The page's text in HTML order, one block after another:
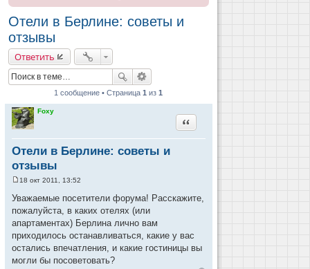
Отели в Берлине: советы и
отзывы
Ответить
1 сообщение • Страница1 из1
Foxy
Отели в Берлине: советы и
отзывы
Цитата
о
б
е
н
е
18 окт 2011, 13:52
Уважаемые посетители форума! Расскажите,
пожалуйста, в каких отелях (или
апартаментах) Берлина лично вам
приходилось останавливаться, какие у вас
остались впечатления, и какие гостиницы вы
могли бы посоветовать?